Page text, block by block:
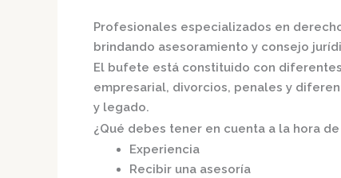
Profesionales especializados en
brindando asesoramiento y consejo
El bufete está constituido con
empresarial, divorcios, penales y
y legado.
¿Qué debes tener en cuenta a la hora
Experiencia
Recibir una asesoría